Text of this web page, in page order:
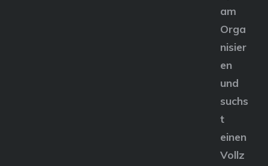
am
Orga
nisier
en
und
suchs
t
einen
Vollz